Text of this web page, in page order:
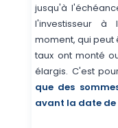
jusqu'à
l'investisseur
moment, qui peut
taux ont monté
élargis. C'est
que des
avant la date